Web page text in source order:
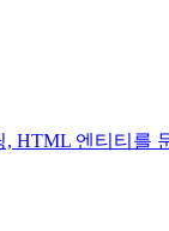
HTML 엔티티를